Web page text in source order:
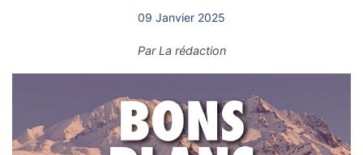
09 Janvier 2025
ParLa rédaction